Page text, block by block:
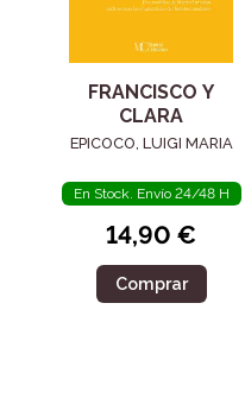
FRANCISCO Y
CLARA
EPICOCO, LUIGI MARIA
En Stock. Envío 24/48 H
14,90 €
Comprar